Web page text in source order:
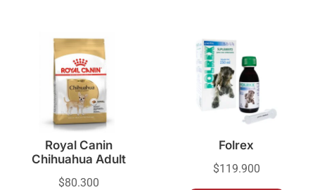
Royal Canin
Chihuahua Adult
$80.300
Folrex
$119.900